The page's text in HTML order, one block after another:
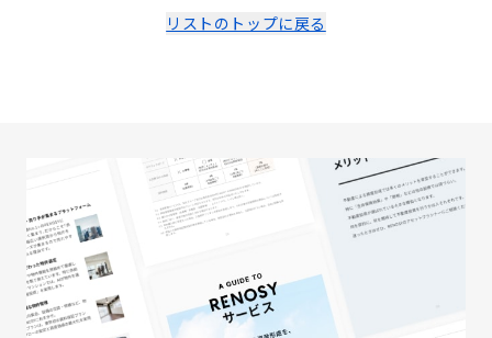
リストのトップに戻る